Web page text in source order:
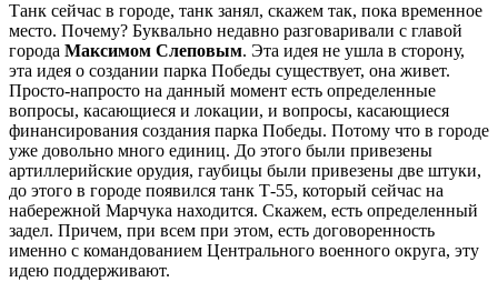
Танк сейчас в городе, танк занял, скажем так, пока временное
место. Почему? Буквально недавно разговаривали с главой
города Максимом Слеповым. Эта идея не ушла в сторону,
эта идея о создании парка Победы существует, она живет.
Просто-напросто на данный момент есть определенные
вопросы, касающиеся и локации, и вопросы, касающиеся
финансирования создания парка Победы. Потому что в городе
уже довольно много единиц. До этого были привезены
артиллерийские орудия, гаубицы были привезены две штуки,
до этого в городе появился танк Т-55, который сейчас на
набережной Марчука находится. Скажем, есть определенный
задел. Причем, при всем при этом, есть договоренность
именно с командованием Центрального военного округа, эту
идею поддерживают.